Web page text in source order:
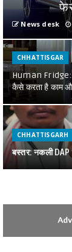
News desk
CHHATTISGAR
Human Fridge:
कैसे करता है काम
CHHATTISGARH
बस्तर: नकली
जगदलपुर में